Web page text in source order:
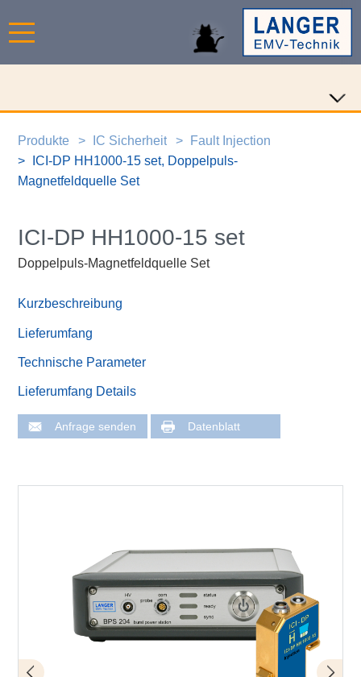
Produkte IC Sicherheit
Fault Injection
ICI-DP HH1000-15 set, Doppelpuls-
Magnetfeldquelle Set
ICI-DP HH1000-15 set
Doppelpuls-Magnetfeldquelle Set
Kurzbeschreibung
Lieferumfang
Technische Parameter
Lieferumfang Details
Anfrage senden Datenblatt
Messplatz Fault injection mit Langer IC-Scanner